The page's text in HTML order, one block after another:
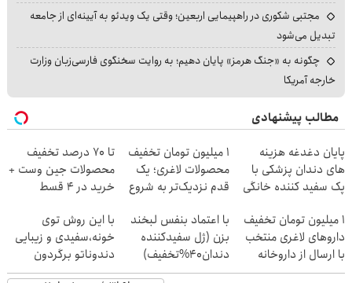
مجتبی شکوری در راهپیمایی اربعین؛ وقتی یک ویدئو به آیینه‌ای از جامعه
تبدیل می‌شود
چگونه به «جنگ هرمز» پایان دهیم؛ به روایت سخنگوی فارسی‌زبان وزارت
خارجه آمریکا
مطالب پیشنهادی
پایان دغدغه هزینه
های دندان پزشکی با
پک سفید کننده خانگی
۱ میلیون تومان تخفیف
محصولات لاغری؛ یک
قدم نزدیک‌تر به شروع
تا 70 درصد تخفیف
محصولات جین وست +
خرید در 4 قسط
۱ میلیون تومان تخفیف
داروهای لاغری منتخب
با ارسال از داروخانه
نزدیکت
با اعتماد بنفس لبخند
بزن (ژل سفیدکننده
دندان40%تخفیف)
با این روش توی
خونه،سفیدی و زیبایی
دندوناتو برگردون
(40%off)